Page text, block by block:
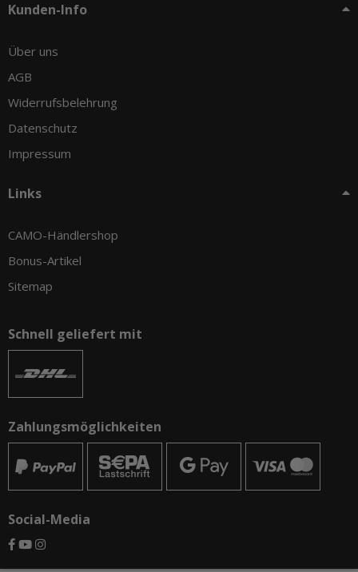
Kunden-Info
Über uns
AGB
Widerrufsbelehrung
Datenschutz
Impressum
Links
CAMO-Händlershop
Bonus-Artikel
Sitemap
Schnell geliefert mit
Zahlungsmöglichkeiten
Social-Media